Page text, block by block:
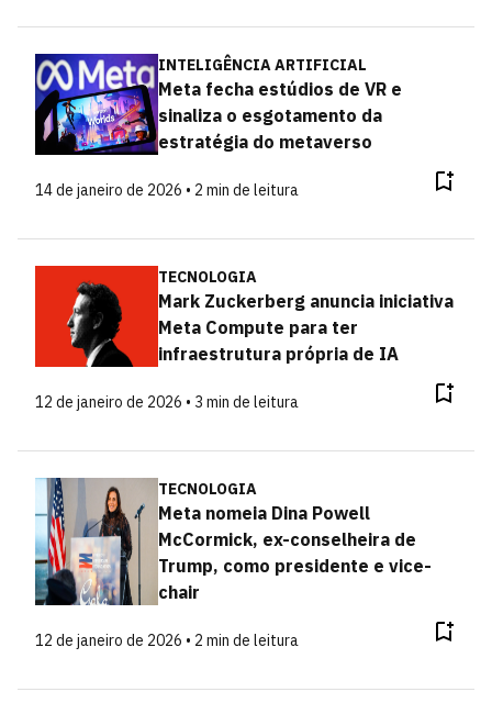
INTELIGÊNCIA ARTIFICIAL
Meta fecha estúdios de VR e
sinaliza o esgotamento da
estratégia do metaverso
14 de janeiro de 2026 • 2 min de leitura
TECNOLOGIA
Mark Zuckerberg anuncia iniciativa
Meta Compute para ter
infraestrutura própria de IA
12 de janeiro de 2026 • 3 min de leitura
TECNOLOGIA
Meta nomeia Dina Powell
McCormick, ex-conselheira de
Trump, como presidente e vice-
chair
12 de janeiro de 2026 • 2 min de leitura